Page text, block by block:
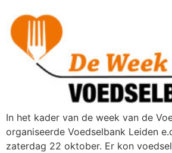
In het kader van de week van de
organiseerde Voedselbank Leiden
zaterdag 22 oktober. Er kon